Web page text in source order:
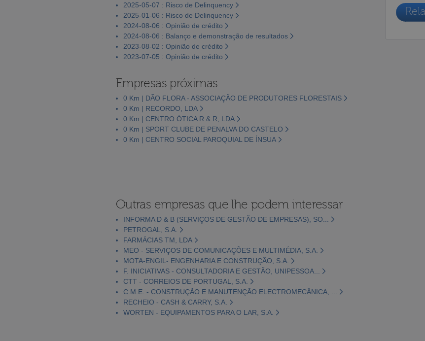
2025-05-07 : Risco de Delinquency
2025-01-06 : Risco de Delinquency
2024-08-06 : Opinião de crédito
2024-08-06 : Balanço e demonstração de resultados
2023-08-02 : Opinião de crédito
2023-07-05 : Opinião de crédito
Empresas próximas
0 Km | DÃO FLORA - ASSOCIAÇÃO DE PRODUTORES FLORESTAIS
0 Km | RECORDO, LDA
0 Km | CENTRO ÓTICA R & R, LDA
0 Km | SPORT CLUBE DE PENALVA DO CASTELO
0 Km | CENTRO SOCIAL PAROQUIAL DE ÍNSUA
Outras empresas que lhe podem interessar
INFORMA D & B (SERVIÇOS DE GESTÃO DE EMPRESAS), SO...
PETROGAL, S.A.
FARMÁCIAS TM, LDA
MEO - SERVIÇOS DE COMUNICAÇÕES E MULTIMÉDIA, S.A.
MOTA-ENGIL- ENGENHARIA E CONSTRUÇÃO, S.A.
F. INICIATIVAS - CONSULTADORIA E GESTÃO, UNIPESSOA...
CTT - CORREIOS DE PORTUGAL, S.A.
C.M.E. - CONSTRUÇÃO E MANUTENÇÃO ELECTROMECÂNICA, ...
RECHEIO - CASH & CARRY, S.A.
WORTEN - EQUIPAMENTOS PARA O LAR, S.A.